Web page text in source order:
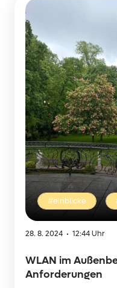
#einblicke
28. 8. 2024 • 12:44 Uhr
WLAN im
Anforderungen